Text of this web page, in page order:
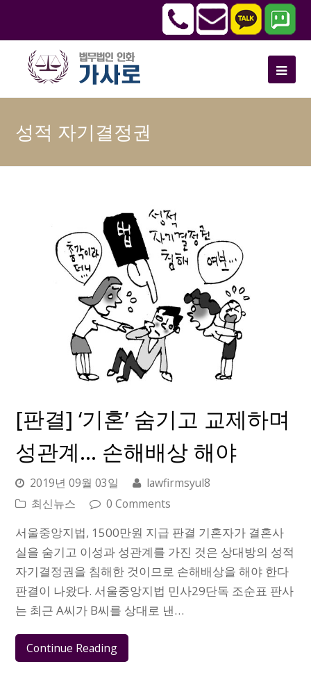
성적 자기결정권
[판결] ‘기혼’ 숨기고 교제하며
성관계… 손해배상 해야
2019년 09월 03일
lawfirmsyul8
최신뉴스
0 Comments
서울중앙지법, 1500만원 지급 판결 기혼자가 결혼사
실을 숨기고 이성과 성관계를 가진 것은 상대방의 성적
자기결정권을 침해한 것이므로 손해배상을 해야 한다
판결이 나왔다. 서울중앙지법 민사29단독 조순표 판사
는 최근 A씨가 B씨를 상대로 낸…
Continue Reading